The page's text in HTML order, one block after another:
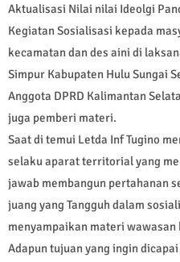
Aktualisasi Nilai nilai Ideolgi
Kegiatan Sosialisasi kepada
kecamatan dan des aini di
Simpur Kabupaten Hulu Sungai
Anggota DPRD Kalimantan
juga pemberi materi.
Saat di temui Letda Inf Tugino
selaku aparat territorial yang
jawab membangun pertahanan
juang yang Tangguh dalam
menyampaikan materi
Adapun tujuan yang ingin